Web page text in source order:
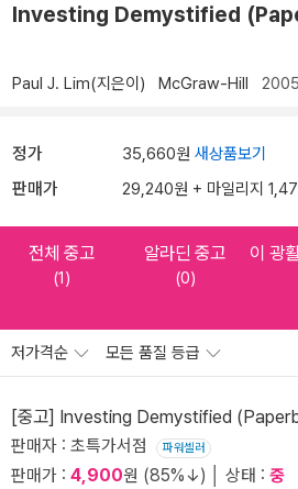
Investing Demystified
Paul J. Lim(지은이) McGraw-Hill
정가 35,660원 새상품보기
판매가 29,240원 + 마일리지
전체 중고
(1)
알라딘 중고
(0)
이 광
저가격순 모든 품질 등급
[중고] Investing Demystified
판매자 : 초특가서점 파워셀러
판매가 : 4,900원 (85%↓) │ 상태 : 중